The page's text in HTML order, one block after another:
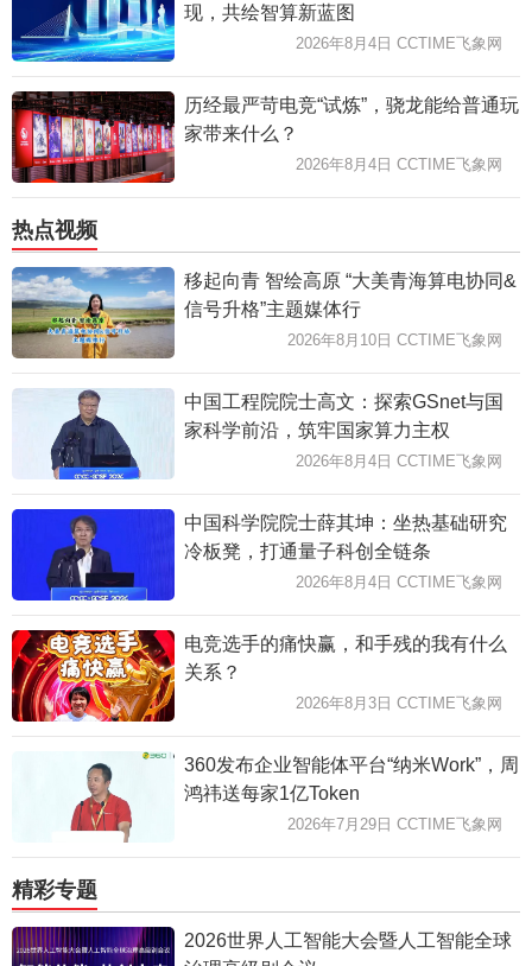
现，共绘智算新蓝图
2026年8月4日 CCTIME飞象网
历经最严苛电竞“试炼”，骁龙能给普通玩
家带来什么？
2026年8月4日 CCTIME飞象网
热点视频
移起向青 智绘高原 “大美青海算电协同&
信号升格”主题媒体行
2026年8月10日 CCTIME飞象网
中国工程院院士高文：探索GSnet与国
家科学前沿，筑牢国家算力主权
2026年8月4日 CCTIME飞象网
中国科学院院士薛其坤：坐热基础研究
冷板凳，打通量子科创全链条
2026年8月4日 CCTIME飞象网
电竞选手的痛快赢，和手残的我有什么
关系？
2026年8月3日 CCTIME飞象网
360发布企业智能体平台“纳米Work”，周
鸿祎送每家1亿Token
2026年7月29日 CCTIME飞象网
精彩专题
2026世界人工智能大会暨人工智能全球